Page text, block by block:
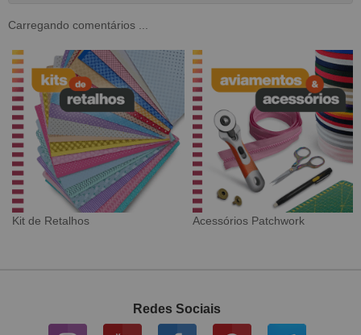
Carregando comentários ...
Patchwork Tecido Digital
Redes Sociais